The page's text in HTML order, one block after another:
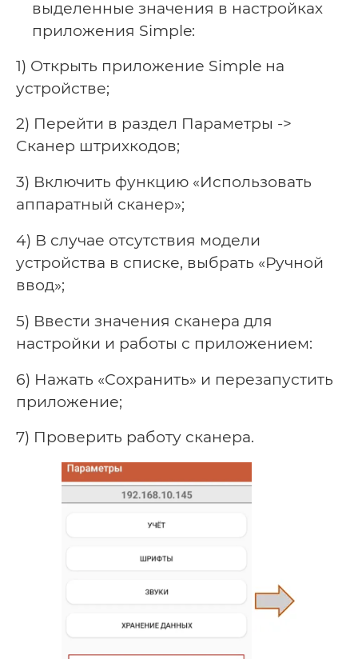
выделенные значения в настройках
приложения Simple:
1) Открыть приложение Simple на
устройстве;
2) Перейти в раздел Параметры ->
Сканер штрихкодов;
3) Включить функцию «Использовать
аппаратный сканер»;
4) В случае отсутствия модели
устройства в списке, выбрать «Ручной
ввод»;
5) Ввести значения сканера для
настройки и работы с приложением:
6) Нажать «Сохранить» и перезапустить
приложение;
7) Проверить работу сканера.